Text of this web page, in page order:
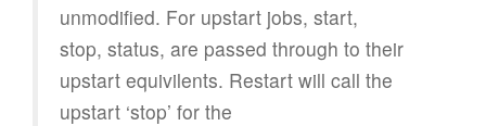
unmodified. For upstart jobs, start,
stop, status, are passed through to their
upstart equivilents. Restart will call the
upstart ‘stop’ for the